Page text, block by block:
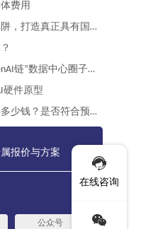
费用
出海短剧APP开发：避开常见陷阱，打造真正具有国际竞争力的产品
甲骨文等再贷380亿美元，“OpenAI链”数据中心圈子累计负债已达1000亿美元
硬件原型
开发一个海外本地生活APP需要多少钱？是否符合预算？
报价与方案
公众号
在线咨询